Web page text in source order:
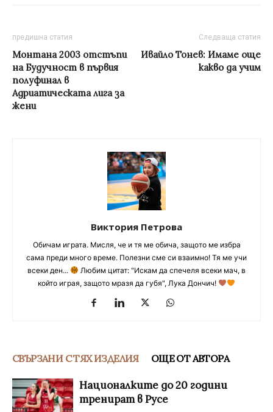
предишна статия
Монтана 2003 отстъпи
на Будучност в първия
полуфинал в
Адриатическата лига за
жени
Следваща статия
Ивайло Тонев: Имаме още
какво да учим
Виктория Петрова
Обичам играта. Мисля, че и тя ме обича, защото ме избра
сама преди много време. Полезни сме си взаимно! Тя ме учи
всеки ден...
Любим цитат: "Искам да спечеля всеки мач, в
който играя, защото мразя да губя", Лука Дончич!
СВЪРЗАНИ С ТЯХ ИЗДЕЛИЯ ОЩЕ ОТ АВТОРА
Националките до 20 години
тренират в Русе